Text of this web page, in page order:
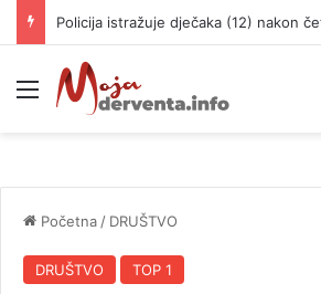
Policija istražuje dječaka (12) nakon
Meni
Početna / DRUŠTVO
DRUŠTVO TOP 1